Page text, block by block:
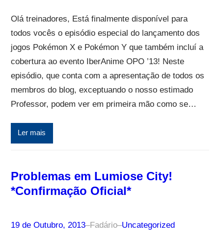
Olá treinadores, Está finalmente disponível para
todos vocês o episódio especial do lançamento dos
jogos Pokémon X e Pokémon Y que também incluí a
cobertura ao evento IberAnime OPO ’13! Neste
episódio, que conta com a apresentação de todos os
membros do blog, exceptuando o nosso estimado
Professor, podem ver em primeira mão como se…
Ler mais
Problemas em Lumiose City!
*Confirmação Oficial*
19 de Outubro, 2013–Fadário–Uncategorized